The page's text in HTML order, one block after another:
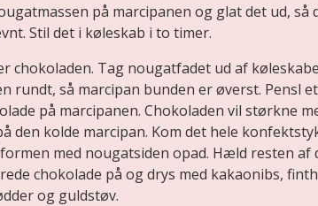
på marcipanen og glat det ud, så
Stil det i køleskab i to timer.
chokoladen. Tag nougatfadet ud af
rundt, så marcipan bunden er øverst. Pensl
på marcipanen. Chokoladen vil størkne
den kolde marcipan. Kom det hele
med nougatsiden opad. Hæld resten af
chokolade på og drys med kakaonibs,
og guldstøv.